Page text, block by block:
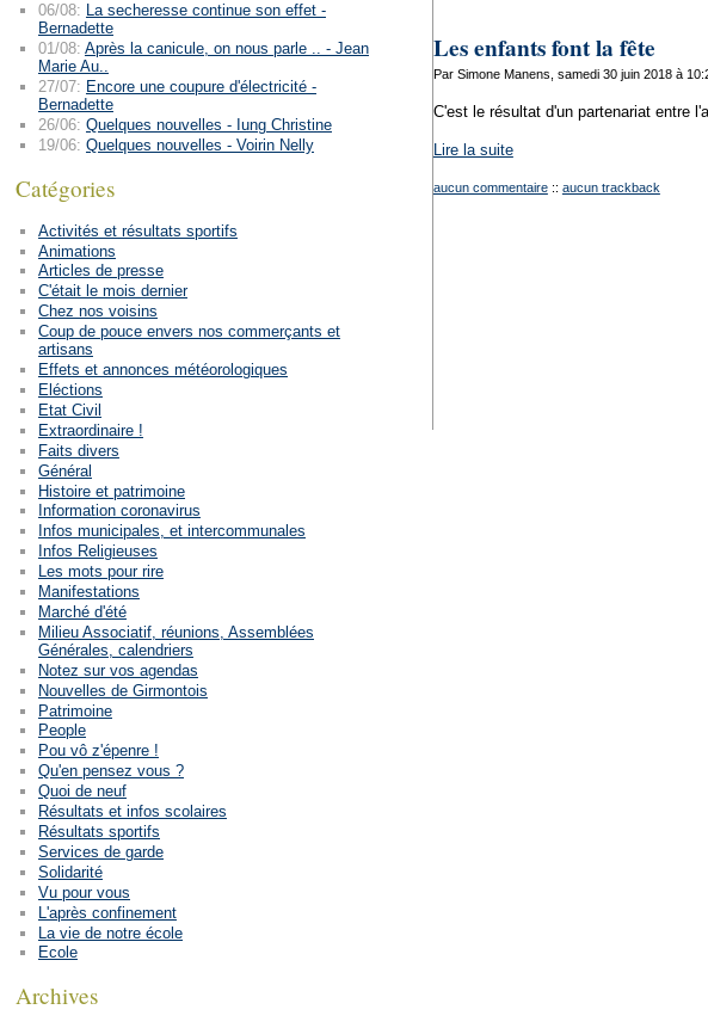
Les enfants font la fête
Par Simone Manens, samedi 30 juin 2018 à
C'est le résultat d'un partenariat entre
Lire la suite
aucun commentaire :: aucun trackback
06/08: La secheresse continue son effet -
Bernadette
01/08: Après la canicule, on nous parle .. - Jean
Marie Au..
27/07: Encore une coupure d'électricité -
Bernadette
26/06: Quelques nouvelles - Iung Christine
19/06: Quelques nouvelles - Voirin Nelly
Catégories
Activités et résultats sportifs
Animations
Articles de presse
C'était le mois dernier
Chez nos voisins
Coup de pouce envers nos commerçants et
artisans
Effets et annonces météorologiques
Eléctions
Etat Civil
Extraordinaire !
Faits divers
Général
Histoire et patrimoine
Information coronavirus
Infos municipales, et intercommunales
Infos Religieuses
Les mots pour rire
Manifestations
Marché d'été
Milieu Associatif, réunions, Assemblées
Générales, calendriers
Notez sur vos agendas
Nouvelles de Girmontois
Patrimoine
People
Pou vô z'épenre !
Qu'en pensez vous ?
Quoi de neuf
Résultats et infos scolaires
Résultats sportifs
Services de garde
Solidarité
Vu pour vous
L'après confinement
La vie de notre école
Ecole
Archives